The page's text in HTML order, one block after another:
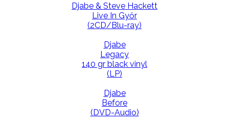
Djabe & Steve Hackett
Live In Győr
(2CD/Blu-ray)
Djabe
Legacy
140 gr black vinyl
(LP)
Djabe
Before
(DVD-Audio)